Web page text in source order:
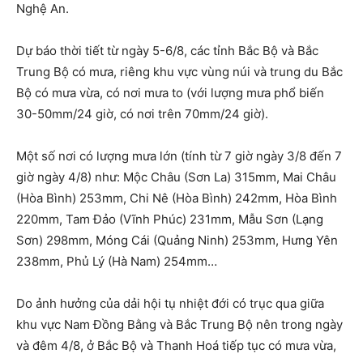
Nghệ An.
Dự báo thời tiết từ ngày 5-6/8, các tỉnh Bắc Bộ và Bắc
Trung Bộ có mưa, riêng khu vực vùng núi và trung du Bắc
Bộ có mưa vừa, có nơi mưa to (với lượng mưa phổ biến
30-50mm/24 giờ, có nơi trên 70mm/24 giờ).
Một số nơi có lượng mưa lớn (tính từ 7 giờ ngày 3/8 đến 7
giờ ngày 4/8) như: Mộc Châu (Sơn La) 315mm, Mai Châu
(Hòa Bình) 253mm, Chi Nê (Hòa Bình) 242mm, Hòa Bình
220mm, Tam Đảo (Vĩnh Phúc) 231mm, Mẫu Sơn (Lạng
Sơn) 298mm, Móng Cái (Quảng Ninh) 253mm, Hưng Yên
238mm, Phủ Lý (Hà Nam) 254mm…
Do ảnh hưởng của dải hội tụ nhiệt đới có trục qua giữa
khu vực Nam Đồng Bằng và Bắc Trung Bộ nên trong ngày
và đêm 4/8, ở Bắc Bộ và Thanh Hoá tiếp tục có mưa vừa,